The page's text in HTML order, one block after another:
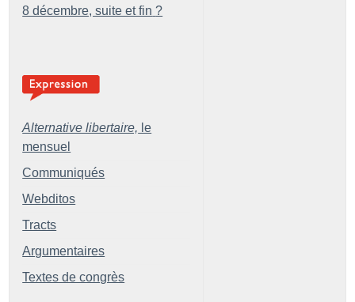
8 décembre, suite et fin ?
Alternative libertaire, le
mensuel
Communiqués
Webditos
Tracts
Argumentaires
Textes de congrès